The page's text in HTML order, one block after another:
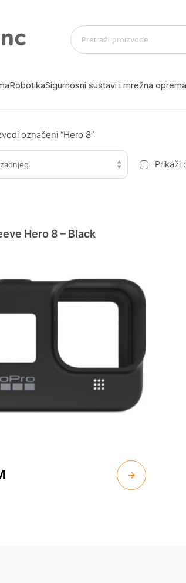
RobotikaSigurnosni sustavi i mrežna oprema
označeni “Hero 8”
Prikaži
Hero 8 – Black